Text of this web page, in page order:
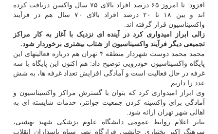
افزود: تا امروز ۶۵ درصد افراد بالای ۷۵ سال واکسن دریافت کرده
اند و بین ۱۸ تا ۲۰ درصد افراد بالای ۷۰ سال هم در فرآیند
واکسیناسیون قرار گرفته اند.
زالی ابراز امیدواری کرد در آینده ای نزدیک با آغاز به کار مراکز
تجمیعی دیگر فرآیند واکسیناسیون از شتاب بیشتری برخوردار شود.
محمد محمد دوست شهردار منطقه ۴ تهران هم درباره فعالیتهای این
پایگاه واکسیناسیون خودرویی توضیح داد: هم اکنون این پایگاه با سه
غرفه در حال فعالیت است و آمادگی افزایش تعداد غرفه ها، به شش
عدد را داریم.
وی ابراز امیدواری کرد که بتوان با گسترش مراکز واکسیناسیون و
آمادگی برای واکسینه کردن جمعیت جوانتر، خدمات شایسته ای به
اهالی شهر تهران ارائه شود.
بنابر اعلام روابط عمومی دانشگاه علوم پزشکی شهید بهشتی،
سرهنگ اکبر بختیاری جانشین قرارگاه نصر سپاه پاسداران انقلاب